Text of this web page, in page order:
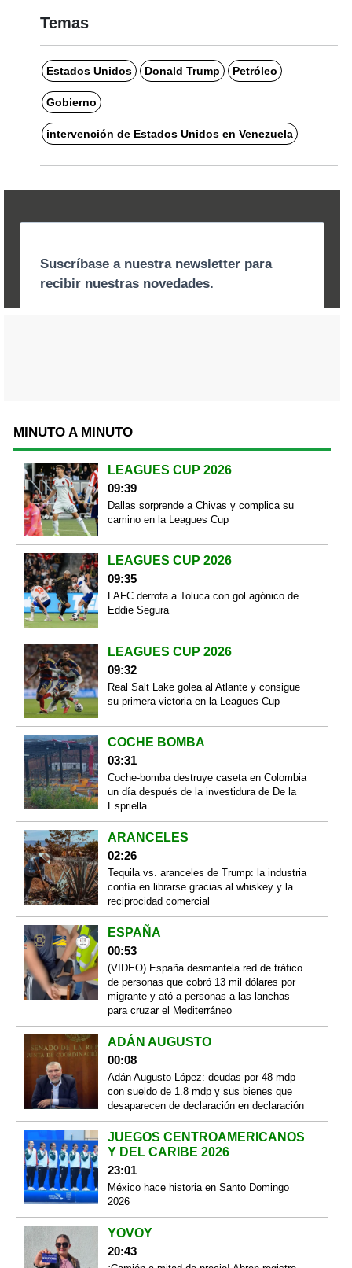
Temas
Estados Unidos Donald Trump Petróleo
Gobierno
intervención de Estados Unidos en Venezuela
MINUTO A MINUTO
LEAGUES CUP 2026
09:39
Dallas sorprende a Chivas y complica su
camino en la Leagues Cup
LEAGUES CUP 2026
09:35
LAFC derrota a Toluca con gol agónico de
Eddie Segura
LEAGUES CUP 2026
09:32
Real Salt Lake golea al Atlante y consigue
su primera victoria en la Leagues Cup
COCHE BOMBA
03:31
Coche-bomba destruye caseta en Colombia
un día después de la investidura de De la
Espriella
ARANCELES
02:26
Tequila vs. aranceles de Trump: la industria
confía en librarse gracias al whiskey y la
reciprocidad comercial
ESPAÑA
00:53
(VIDEO) España desmantela red de tráfico
de personas que cobró 13 mil dólares por
migrante y ató a personas a las lanchas
para cruzar el Mediterráneo
ADÁN AUGUSTO
00:08
Adán Augusto López: deudas por 48 mdp
con sueldo de 1.8 mdp y sus bienes que
desaparecen de declaración en declaración
JUEGOS CENTROAMERICANOS
Y DEL CARIBE 2026
23:01
México hace historia en Santo Domingo
2026
YOVOY
20:43